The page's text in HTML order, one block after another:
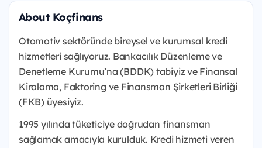
About Koçfinans
Otomotiv sektöründe bireysel ve kurumsal kredi
hizmetleri sağlıyoruz. Bankacılık Düzenleme ve
Denetleme Kurumu’na (BDDK) tabiyiz ve Finansal
Kiralama, Faktoring ve Finansman Şirketleri Birliği
(FKB) üyesiyiz.
1995 yılında tüketiciye doğrudan finansman
sağlamak amacıyla kurulduk. Kredi hizmeti veren